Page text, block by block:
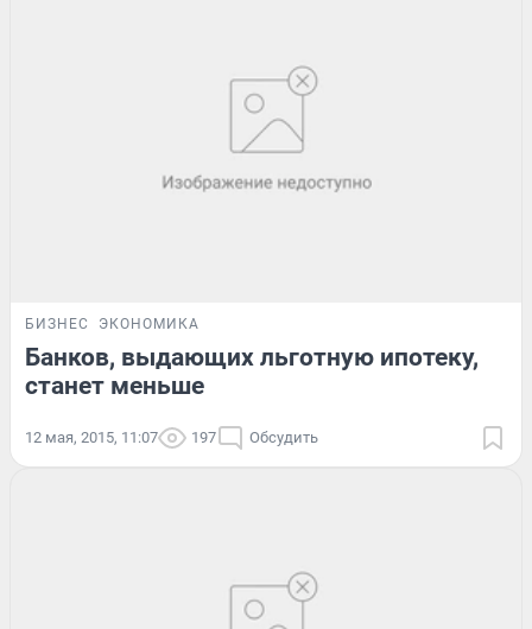
БИЗНЕС ЭКОНОМИКА
Банков, выдающих льготную ипотеку,
станет меньше
12 мая, 2015, 11:07 197 Обсудить